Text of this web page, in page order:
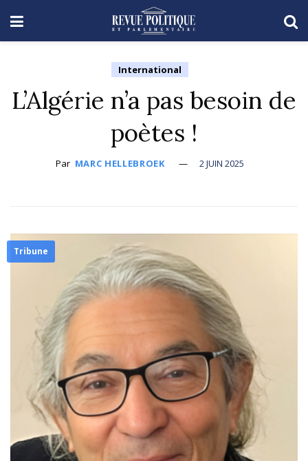
International
L’Algérie n’a pas besoin de
poètes !
Par MARC HELLEBROEK 2 JUIN 2025
Tribune